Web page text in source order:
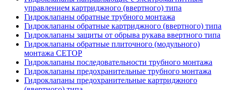
управлением картриджного (ввертного) типа
Гидроклапаны обратные трубного монтажа
Гидроклапаны обратные картриджного (ввертного) типа
Гидроклапаны защиты от обрыва рукава ввертного типа
Гидроклапаны обратные плиточного (модульного)
монтажа CETOP
Гидроклапаны последовательности трубного монтажа
Гидроклапаны предохранительные трубного монтажа
Гидроклапаны предохранительные картриджного